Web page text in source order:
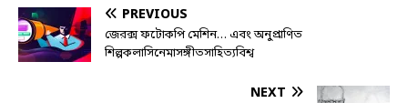
PREVIOUS
জেরক্স ফটোকপি মেশিন… এবং অনুপ্রাণিত
শিল্পকলাসিনেমাসঙ্গীতসাহিত্যবিশ্ব
NEXT